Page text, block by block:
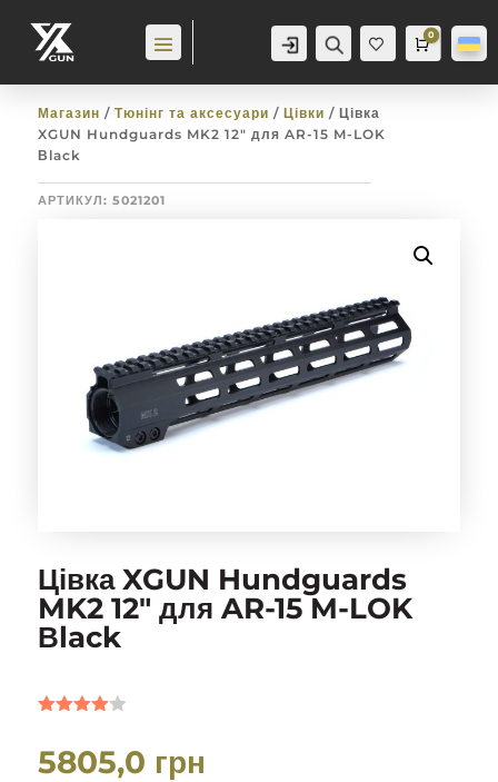
Аккаунт Пошук
Баж
анн
Cart
0
0,0грн
Магазин / Тюнінг та аксесуари / Цівки / Цівка
XGUN Hundguards MK2 12″ для AR-15 M-LOK
Вlack
АРТИКУЛ: 5021201
Цівка XGUN Hundguards
MK2 12″ для AR-15 M-LOK
Вlack
на
основі
5805,0 грн